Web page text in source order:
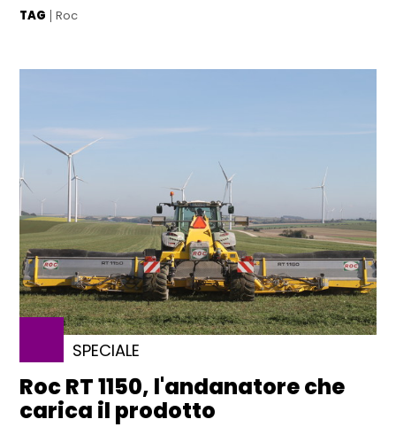
TAG Roc
SPECIALE
Roc RT 1150, l'andanatore che
carica il prodotto